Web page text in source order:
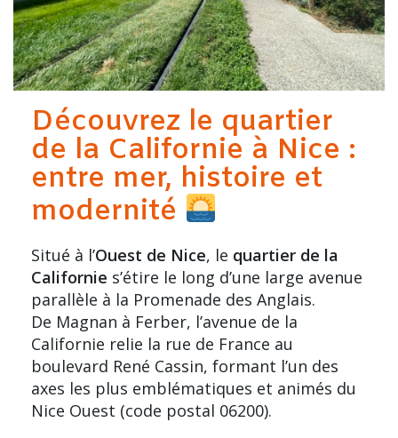
Découvrez le quartier
de la Californie à Nice :
entre mer, histoire et
modernité
Situé à l’Ouest de Nice, le quartier de la
Californie s’étire le long d’une large avenue
parallèle à la Promenade des Anglais.
De Magnan à Ferber, l’avenue de la
Californie relie la rue de France au
boulevard René Cassin, formant l’un des
axes les plus emblématiques et animés du
Nice Ouest (code postal 06200).